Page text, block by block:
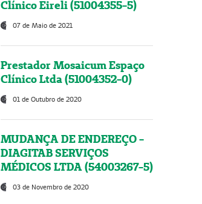
Clínico Eireli (51004355-5)
07 de Maio de 2021
Prestador Mosaicum Espaço
Clínico Ltda (51004352-0)
01 de Outubro de 2020
MUDANÇA DE ENDEREÇO -
DIAGITAB SERVIÇOS
MÉDICOS LTDA (54003267-5)
03 de Novembro de 2020